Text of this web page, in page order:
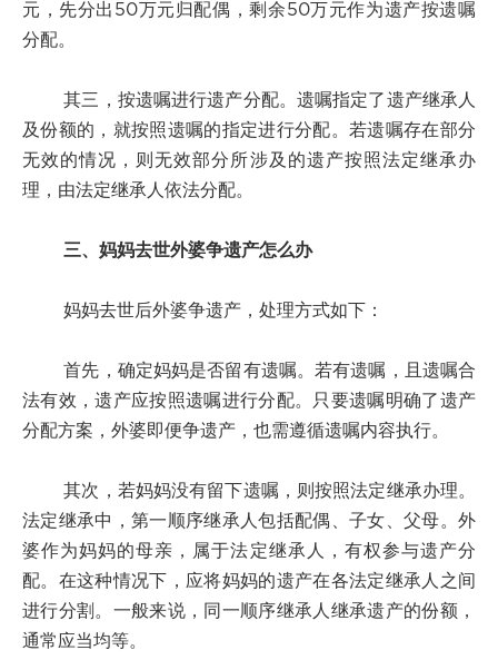
元，先分出50万元归配偶，剩余50万元作为遗产按遗嘱
分配。
其三，按遗嘱进行遗产分配。遗嘱指定了遗产继承人
及份额的，就按照遗嘱的指定进行分配。若遗嘱存在部分
无效的情况，则无效部分所涉及的遗产按照法定继承办
理，由法定继承人依法分配。
三、妈妈去世外婆争遗产怎么办
妈妈去世后外婆争遗产，处理方式如下：
首先，确定妈妈是否留有遗嘱。若有遗嘱，且遗嘱合
法有效，遗产应按照遗嘱进行分配。只要遗嘱明确了遗产
分配方案，外婆即便争遗产，也需遵循遗嘱内容执行。
其次，若妈妈没有留下遗嘱，则按照法定继承办理。
法定继承中，第一顺序继承人包括配偶、子女、父母。外
婆作为妈妈的母亲，属于法定继承人，有权参与遗产分
配。在这种情况下，应将妈妈的遗产在各法定继承人之间
进行分割。一般来说，同一顺序继承人继承遗产的份额，
通常应当均等。